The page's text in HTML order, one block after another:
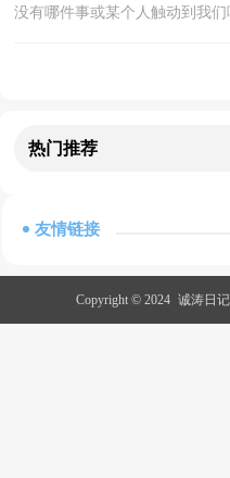
没有哪件事或某个人触动到我
热门推荐
友情链接
Copyright © 2024 诚涛日